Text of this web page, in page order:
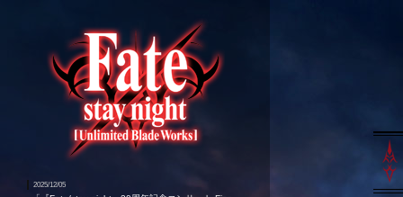
2025/12/05